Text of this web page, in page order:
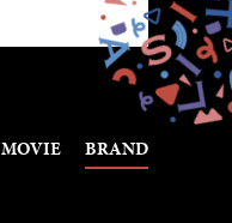
MOVIE BRAND